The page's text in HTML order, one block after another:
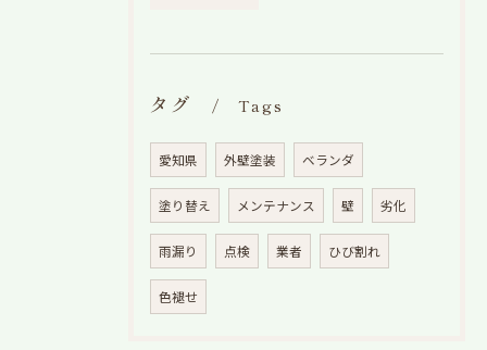
タグ Tags
愛知県 外壁塗装 ベランダ
塗り替え メンテナンス 壁 劣化
雨漏り 点検 業者 ひび割れ
色褪せ